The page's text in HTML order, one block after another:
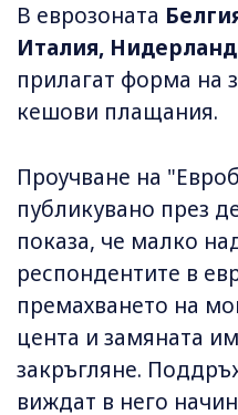
В еврозоната
Италия,
прилагат форма на
кешови плащания.
Проучване на
публикувано през
показа, че малко
респондентите в
премахването на
цента и замяната
закръгляне.
виждат в него